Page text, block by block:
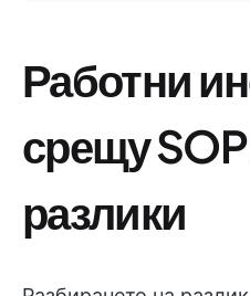
Работни
срещу
разлики